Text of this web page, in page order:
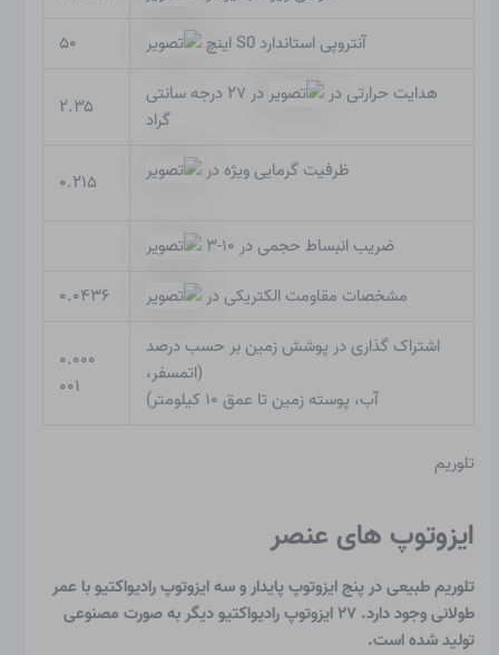
آنتروپی استاندارد S0 اینچ
۵۰
هدایت حرارتی در
در ۲۷ درجه سانتی
گراد
۲.۳۵
ظرفیت گرمایی ویژه در ۰.۲۱۵
ضریب انبساط حجمی در ۱۰-۳
مشخصات مقاومت الکتریکی در
۰.۰۴۳۶
اشتراک گذاری در پوشش زمین بر حسب درصد
(اتمسفر،
آب، پوسته زمین تا عمق ۱۰ کیلومتر)
۰.۰۰۰
۰۰۱
تلوریم
ایزوتوپ های عنصر
تلوریم طبیعی در پنج ایزوتوپ پایدار و سه ایزوتوپ رادیواکتیو با عمر
طولانی وجود دارد. ۲۷ ایزوتوپ رادیواکتیو دیگر به صورت مصنوعی
تولید شده است.